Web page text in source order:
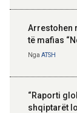
Arrestohen
të mafias
Nga ATSH
“Raporti
shqiptarët